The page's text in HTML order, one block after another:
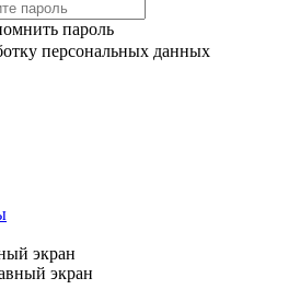
пароль
персональных данных
экран